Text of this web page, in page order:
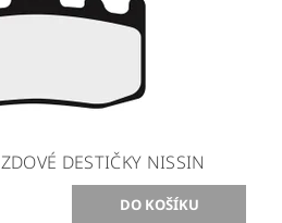
DESTIČKY NISSIN